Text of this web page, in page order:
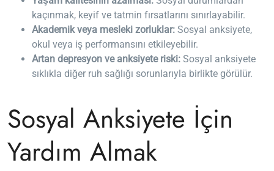
kaçınmak, keyif ve tatmin fırsatlarını sınırlayabilir.
Akademik veya mesleki zorluklar: Sosyal anksiyete,
okul veya iş performansını etkileyebilir.
Artan depresyon ve anksiyete riski: Sosyal anksiyete
sıklıkla diğer ruh sağlığı sorunlarıyla birlikte görülür.
Sosyal Anksiyete İçin
Yardım Almak